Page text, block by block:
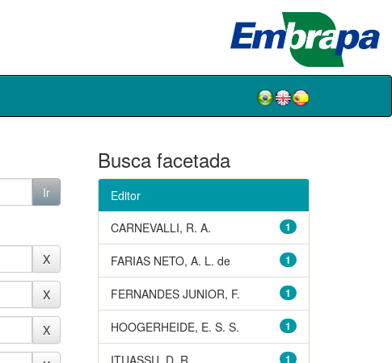
Busca facetada
Editor
1
CARNEVALLI, R. A.
1
FARIAS NETO, A. L. de
1
FERNANDES JUNIOR, F.
1
HOOGERHEIDE, E. S. S.
1
ITUASSU, D. R.